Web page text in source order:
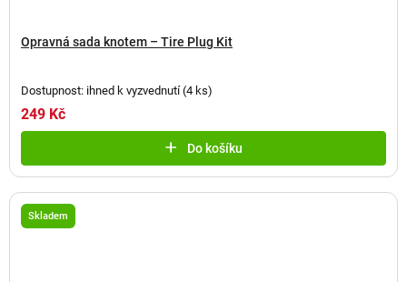
Opravná sada knotem – Tire Plug Kit
Dostupnost: ihned k vyzvednutí(4 ks)
249 Kč
Do košíku
Skladem